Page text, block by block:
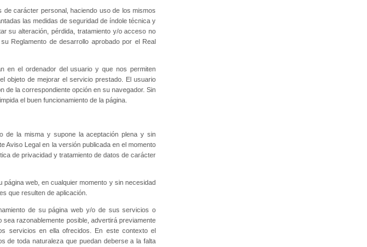
carácter personal, haciendo uso de los mismos
las medidas de seguridad de índole técnica y
su alteración, pérdida, tratamiento y/o acceso no
Reglamento de desarrollo aprobado por el Real
en el ordenador del usuario y que nos permiten
objeto de mejorar el servicio prestado. El usuario
de la correspondiente opción en su navegador. Sin
el buen funcionamiento de la página.
de la misma y supone la aceptación plena y sin
Aviso Legal en la versión publicada en el momento
de privacidad y tratamiento de datos de carácter
web, en cualquier momento y sin necesidad
que resulten de aplicación.
de su página web y/o de sus servicios o
razonablemente posible, advertirá previamente
servicios en ella ofrecidos. En este contexto el
de toda naturaleza que puedan deberse a la falta